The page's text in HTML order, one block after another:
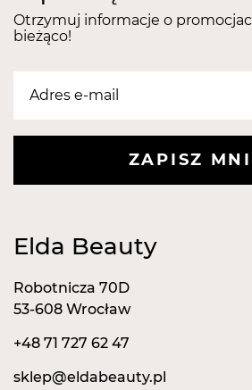
Otrzymuj informacje o
bieżąco!
ZAPISZ
Elda Beauty
Robotnicza 70D
53-608 Wrocław
+48 71 727 62 47
sklep@eldabeauty.pl